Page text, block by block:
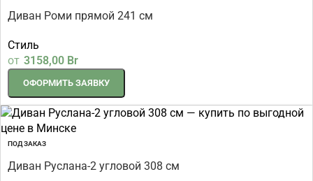
Диван Роми прямой 241 см
Стиль
от 3158,00 Br
ОФОРМИТЬ ЗАЯВКУ
ПОД ЗАКАЗ
Диван Руслана-2 угловой 308 см